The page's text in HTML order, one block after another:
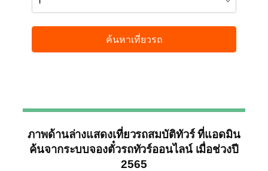
ภาพด้านล่างแสดงเที่ยวรถสมบัติทัวร์ ที่แอดมิน
ค้นจากระบบจองตั๋วรถทัวร์ออนไลน์ เมื่อช่วงปี
2565